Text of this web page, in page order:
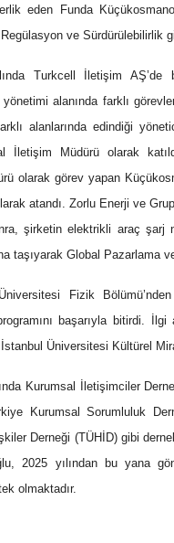
eden Funda
ve Sürdürülebilirlik
Turkcell İletişim
alanında farklı
alanlarında edindiği
İletişim Müdürü olarak
olarak görev yapan
atandı. Zorlu Enerji ve
şirketin elektrikli araç şarj
taşıyarak Global Pazarlama
Fizik
başarıyla bitirdi.
Üniversitesi Kültürel
Kurumsal İletişimciler
Kurumsal Sorumluluk
Derneği (TÜHİD) gibi
2025 yılından bu yana
olmaktadır.